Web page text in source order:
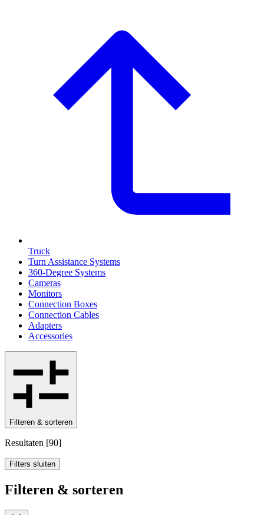
Truck
Turn Assistance Systems
360-Degree Systems
Cameras
Monitors
Connection Boxes
Connection Cables
Adapters
Accessories
Filteren & sorteren
Resultaten [90]
Filters sluiten
Filteren & sorteren